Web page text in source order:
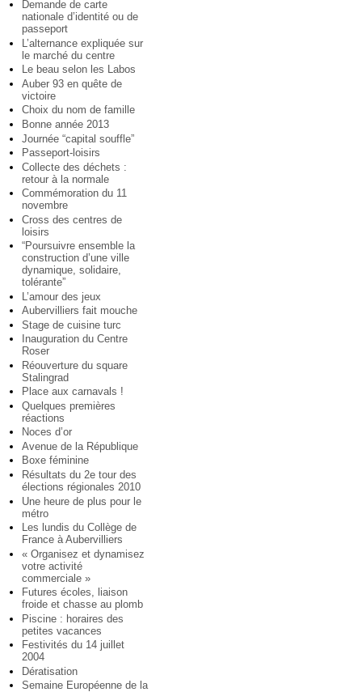
Demande de carte
nationale d’identité ou de
passeport
L’alternance expliquée sur
le marché du centre
Le beau selon les Labos
Auber 93 en quête de
victoire
Choix du nom de famille
Bonne année 2013
Journée “capital souffle”
Passeport-loisirs
Collecte des déchets :
retour à la normale
Commémoration du 11
novembre
Cross des centres de
loisirs
“Poursuivre ensemble la
construction d’une ville
dynamique, solidaire,
tolérante”
L’amour des jeux
Aubervilliers fait mouche
Stage de cuisine turc
Inauguration du Centre
Roser
Réouverture du square
Stalingrad
Place aux carnavals !
Quelques premières
réactions
Noces d’or
Avenue de la République
Boxe féminine
Résultats du 2e tour des
élections régionales 2010
Une heure de plus pour le
métro
Les lundis du Collège de
France à Aubervilliers
« Organisez et dynamisez
votre activité
commerciale »
Futures écoles, liaison
froide et chasse au plomb
Piscine : horaires des
petites vacances
Festivités du 14 juillet
2004
Dératisation
Semaine Européenne de la